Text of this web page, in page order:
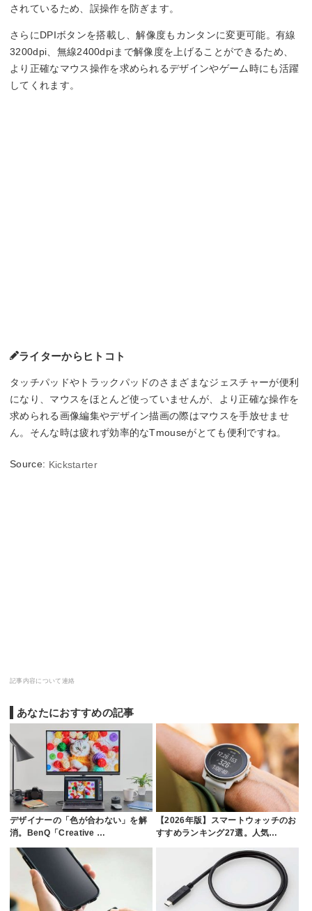
されているため、誤操作を防ぎます。
さらにDPIボタンを搭載し、解像度もカンタンに変更可能。有線
3200dpi、無線2400dpiまで解像度を上げることができるため、
より正確なマウス操作を求められるデザインやゲーム時にも活躍
してくれます。
ライターからヒトコト
タッチパッドやトラックパッドのさまざまなジェスチャーが便利
になり、マウスをほとんど使っていませんが、より正確な操作を
求められる画像編集やデザイン描画の際はマウスを手放せませ
ん。そんな時は疲れず効率的なTmouseがとても便利ですね。
Source: Kickstarter
記事内容について連絡
あなたにおすすめの記事
デザイナーの「色が合わない」を解
消。BenQ「Creative …
【2026年版】スマートウォッチのお
すすめランキング27選。人気…